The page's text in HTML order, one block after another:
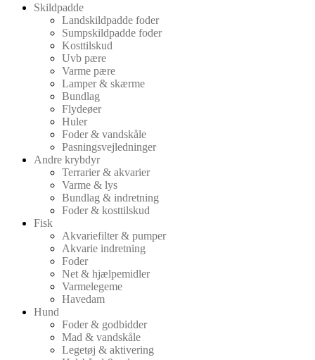
Skildpadde
Landskildpadde foder
Sumpskildpadde foder
Kosttilskud
Uvb pære
Varme pære
Lamper & skærme
Bundlag
Flydeøer
Huler
Foder & vandskåle
Pasningsvejledninger
Andre krybdyr
Terrarier & akvarier
Varme & lys
Bundlag & indretning
Foder & kosttilskud
Fisk
Akvariefilter & pumper
Akvarie indretning
Foder
Net & hjælpemidler
Varmelegeme
Havedam
Hund
Foder & godbidder
Mad & vandskåle
Legetøj & aktivering